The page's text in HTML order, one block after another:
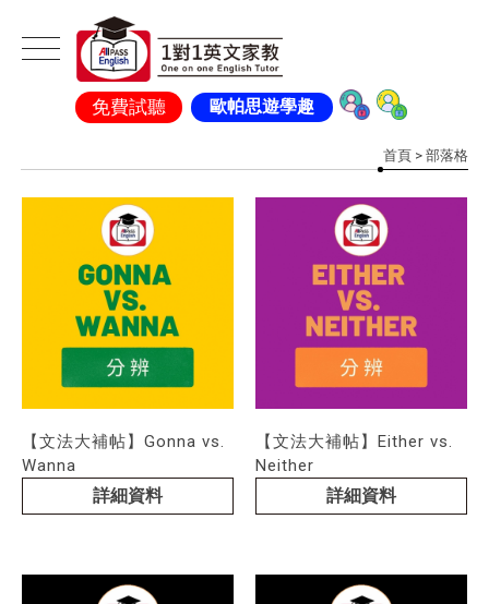
免費試聽 歐帕思遊學趣
首頁 > 部落格
【文法大補帖】Gonna vs.
Wanna
詳細資料
【文法大補帖】Either vs.
Neither
詳細資料